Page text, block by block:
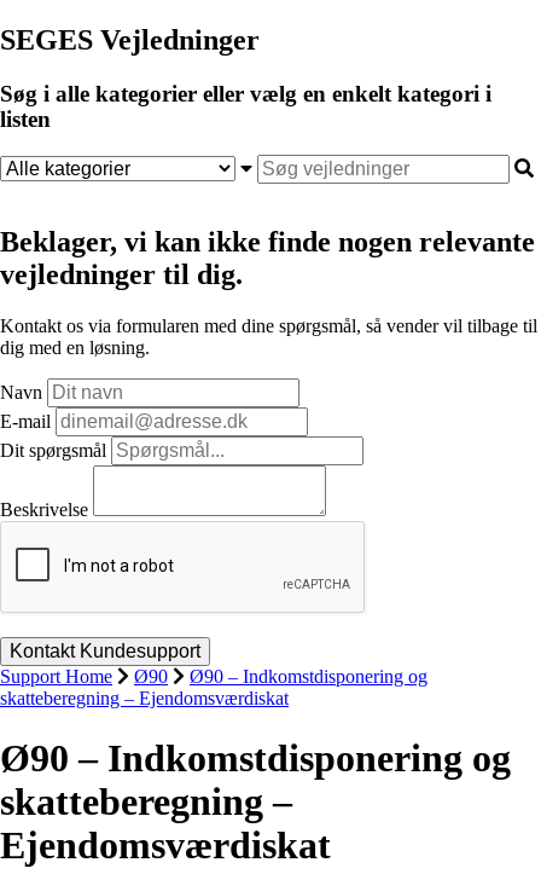
SEGES Vejledninger
Søg i alle kategorier eller vælg en enkelt kategori i
listen
Beklager, vi kan ikke finde nogen relevante
vejledninger til dig.
Kontakt os via formularen med dine spørgsmål, så vender vil tilbage til
dig med en løsning.
Navn
E-mail
Dit spørgsmål
Beskrivelse
Support Home Ø90
Ø90 – Indkomstdisponering og
skatteberegning – Ejendomsværdiskat
Ø90 – Indkomstdisponering og
skatteberegning –
Ejendomsværdiskat